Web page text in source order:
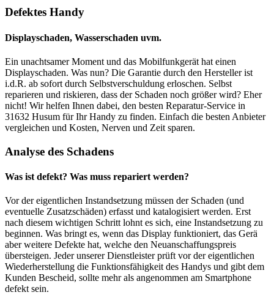
Defektes Handy
Displayschaden, Wasserschaden uvm.
Ein unachtsamer Moment und das Mobilfunkgerät hat einen
Displayschaden. Was nun? Die Garantie durch den Hersteller ist
i.d.R. ab sofort durch Selbstverschuldung erloschen. Selbst
reparieren und riskieren, dass der Schaden noch größer wird? Eher
nicht! Wir helfen Ihnen dabei, den besten Reparatur-Service in
31632 Husum für Ihr Handy zu finden. Einfach die besten Anbieter
vergleichen und Kosten, Nerven und Zeit sparen.
Analyse des Schadens
Was ist defekt? Was muss repariert werden?
Vor der eigentlichen Instandsetzung müssen der Schaden (und
eventuelle Zusatzschäden) erfasst und katalogisiert werden. Erst
nach diesem wichtigen Schritt lohnt es sich, eine Instandsetzung zu
beginnen. Was bringt es, wenn das Display funktioniert, das Gerä
aber weitere Defekte hat, welche den Neuanschaffungspreis
übersteigen. Jeder unserer Dienstleister prüft vor der eigentlichen
Wiederherstellung die Funktionsfähigkeit des Handys und gibt dem
Kunden Bescheid, sollte mehr als angenommen am Smartphone
defekt sein.